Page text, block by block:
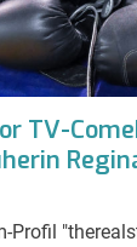
TV-
Profil